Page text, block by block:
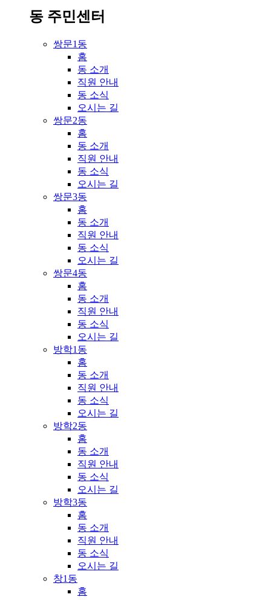
동 주민센터
쌍문1동
홈
동 소개
직원 안내
동 소식
오시는 길
쌍문2동
홈
동 소개
직원 안내
동 소식
오시는 길
쌍문3동
홈
동 소개
직원 안내
동 소식
오시는 길
쌍문4동
홈
동 소개
직원 안내
동 소식
오시는 길
방학1동
홈
동 소개
직원 안내
동 소식
오시는 길
방학2동
홈
동 소개
직원 안내
동 소식
오시는 길
방학3동
홈
동 소개
직원 안내
동 소식
오시는 길
창1동
홈